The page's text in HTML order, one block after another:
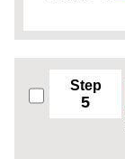
Step
5